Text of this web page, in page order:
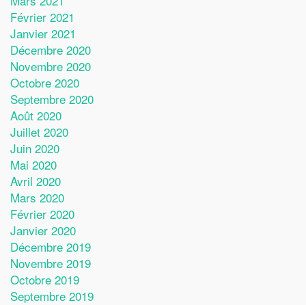
Février 2021
Janvier 2021
Décembre 2020
Novembre 2020
Octobre 2020
Septembre 2020
Août 2020
Juillet 2020
Juin 2020
Mai 2020
Avril 2020
Mars 2020
Février 2020
Janvier 2020
Décembre 2019
Novembre 2019
Octobre 2019
Septembre 2019